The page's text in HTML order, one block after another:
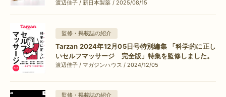
渡辺佳子 / 新日本製薬 / 2025/08/15
監修・掲載誌の紹介
Tarzan 2024年12月05日号特別編集 「科学的に正し
いセルフマッサージ 完全版」特集を監修しました。
渡辺佳子 / マガジンハウス / 2024/12/05
監修・掲載誌の紹介